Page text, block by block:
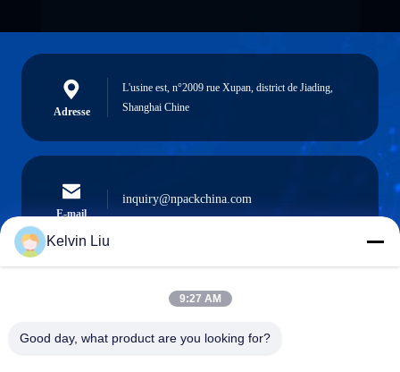
Adresse
L'usine est, n°2009 rue Xupan, district de Jiading,
Shanghai Chine
E-mail
inquiry@npackchina.com
0086-21-66035560
Kelvin Liu
9:27 AM
Good day, what product are you looking for?